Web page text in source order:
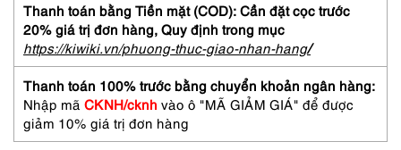
Barbera
Italy
women's
watch-
Gần
như
mới
số
Thanh toán bằng Tiền mặt (COD): Cần đặt cọc trước
20% giá trị đơn hàng, Quy định trong mục
https://kiwiki.vn/phuong-thuc-giao-nhan-hang/
Thanh toán 100% trước bằng chuyển khoản ngân hàng:
Nhập mã CKNH/cknh vào ô "MÃ GIẢM GIÁ" để được
giảm 10% giá trị đơn hàng